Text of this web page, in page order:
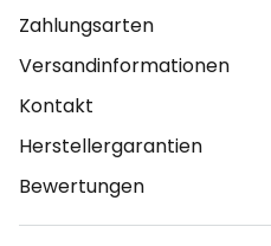
Zahlungsarten
Versandinformationen
Kontakt
Herstellergarantien
Bewertungen